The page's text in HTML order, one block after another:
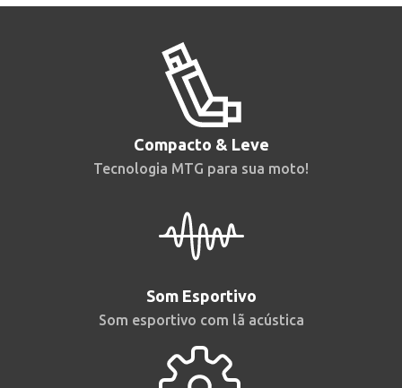
Compacto & Leve
Tecnologia MTG para sua moto!
Som Esportivo
Som esportivo com lã acústica